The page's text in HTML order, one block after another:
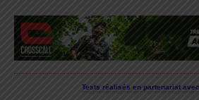
Tests réalisés en partenariat